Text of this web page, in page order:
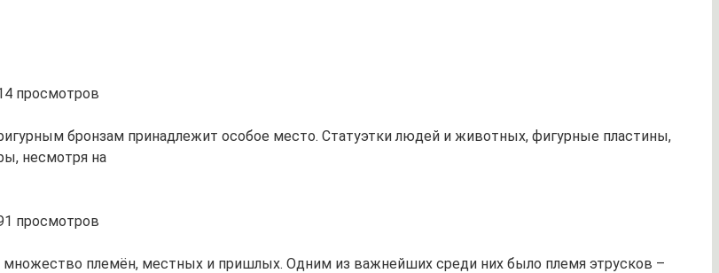
просмотров
бронзам принадлежит особое место. Статуэтки людей и животных, фигурные пластины,
несмотря на
просмотров
племён, местных и пришлых. Одним из важнейших среди них было племя этрусков –